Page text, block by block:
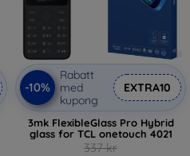
-10%
Rabatt
med
kupong
EXTRA10
3mk FlexibleGlass Pro Hybrid
glass for TCL onetouch 4021
337 kr